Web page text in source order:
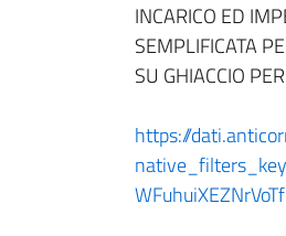
INCARICO ED
SEMPLIFICATA
SU GHIACCIO
https://